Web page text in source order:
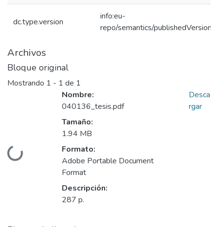
dc.type.version
info:eu-
repo/semantics/publishedVersion
Archivos
Bloque original
Mostrando 1 - 1 de 1
Cargando...
Nombre:
040136_tesis.pdf
Tamaño:
1.94 MB
Formato:
Adobe Portable Document
Format
Descripción:
287 p.
Desca
rgar